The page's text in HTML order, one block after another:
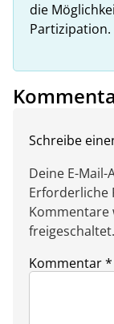
die
Partizipation.
Schreibe
Deine E-
Erforderliche
Kommentare
Kommentar*